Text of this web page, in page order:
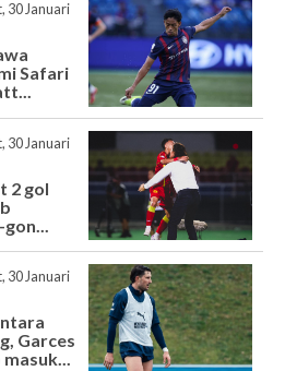
30 Januari
Safari
30 Januari
2 gol
30 Januari
Garces